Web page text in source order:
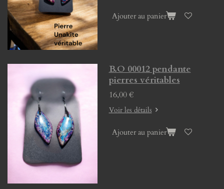
Ajouter au panier
B.O 00012 pendante
pierres véritables
16,00 €
Voir les détails
Ajouter au panier